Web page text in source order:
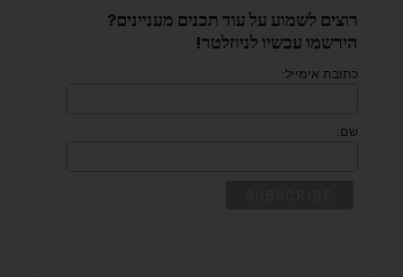
רוצים לשמוע על עוד תכנים מעניינים?
הירשמו עכשיו לניוזלטר!
כתובת אימייל:
שם: